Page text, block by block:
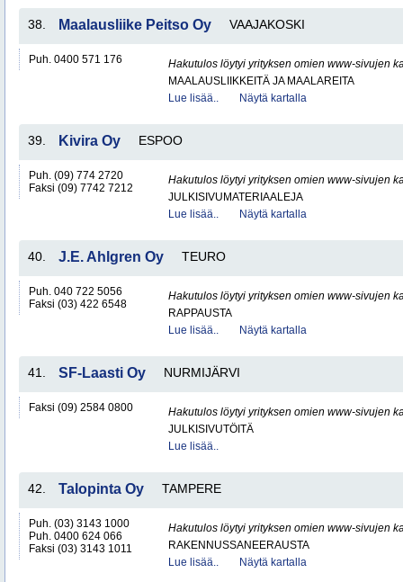
38. Maalausliike Peitso Oy VAAJAKOSKI
Puh. 0400 571 176
Hakutulos löytyi yrityksen omien www-sivujen
MAALAUSLIIKKEITÄ JA MAALAREITA
Lue lisää..
Näytä kartalla
39. Kivira Oy ESPOO
Puh. (09) 774 2720
Faksi (09) 7742 7212
Hakutulos löytyi yrityksen omien www-sivujen
JULKISIVUMATERIAALEJA
Lue lisää..
Näytä kartalla
40. J.E. Ahlgren Oy TEURO
Puh. 040 722 5056
Faksi (03) 422 6548
Hakutulos löytyi yrityksen omien www-sivujen
RAPPAUSTA
Lue lisää..
Näytä kartalla
41. SF-Laasti Oy NURMIJÄRVI
Faksi (09) 2584 0800
Hakutulos löytyi yrityksen omien www-sivujen
JULKISIVUTÖITÄ
Lue lisää..
42. Talopinta Oy TAMPERE
Puh. (03) 3143 1000
Puh. 0400 624 066
Faksi (03) 3143 1011
Hakutulos löytyi yrityksen omien www-sivujen
RAKENNUSSANEERAUSTA
Lue lisää..
Näytä kartalla